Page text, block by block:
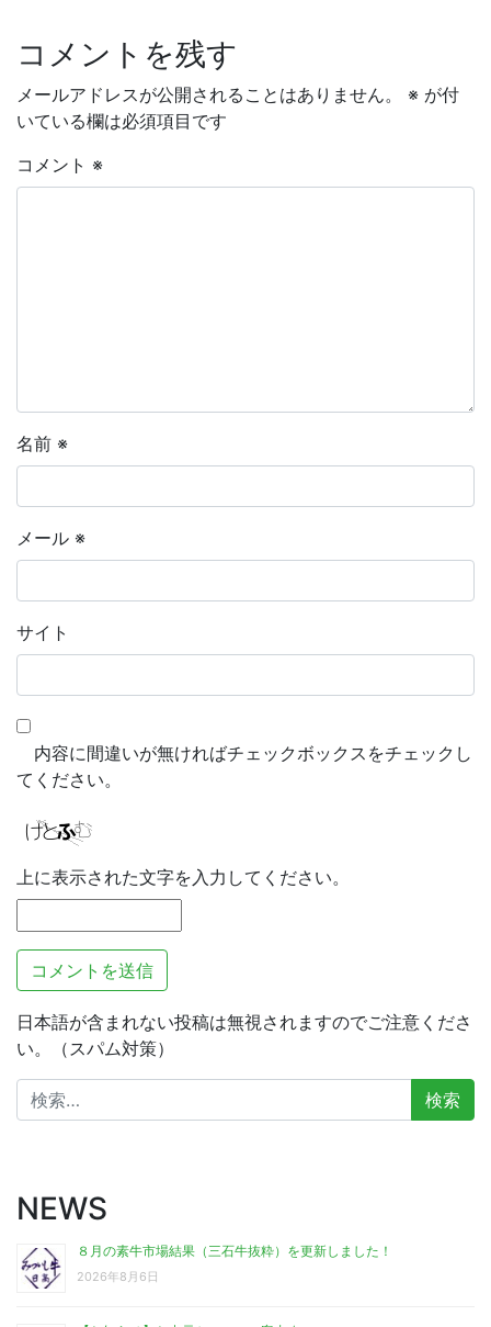
コメントを残す
メールアドレスが公開されることはありません。 ※ が付
いている欄は必須項目です
コメント ※
名前 ※
メール ※
サイト
内容に間違いが無ければチェックボックスをチェックし
てください。
上に表示された文字を入力してください。
日本語が含まれない投稿は無視されますのでご注意くださ
い。（スパム対策）
検
索:
NEWS
８月の素牛市場結果（三石牛抜粋）を更新しました！
2026年8月6日